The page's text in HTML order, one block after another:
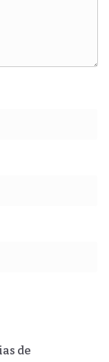
de